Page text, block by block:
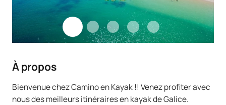
À propos
Bienvenue chez Camino en Kayak !! Venez profiter avec
nous des meilleurs itinéraires en kayak de Galice.